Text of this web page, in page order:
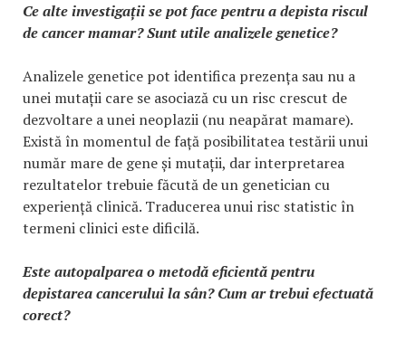
Ce alte investigații se pot face pentru a depista riscul
de cancer mamar? Sunt utile analizele genetice?
Analizele genetice pot identifica prezența sau nu a
unei mutații care se asociază cu un risc crescut de
dezvoltare a unei neoplazii (nu neapărat mamare).
Există în momentul de față posibilitatea testării unui
număr mare de gene și mutații, dar interpretarea
rezultatelor trebuie făcută de un genetician cu
experiență clinică. Traducerea unui risc statistic în
termeni clinici este dificilă.
Este autopalparea o metodă eficientă pentru
depistarea cancerului la sân? Cum ar trebui efectuată
corect?